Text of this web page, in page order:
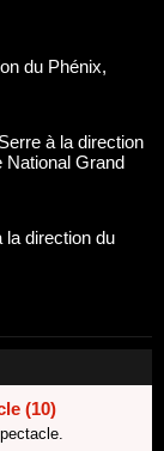
du Phénix,
à la direction
Grand
direction du
lauréats 2026 !
2026
(10)